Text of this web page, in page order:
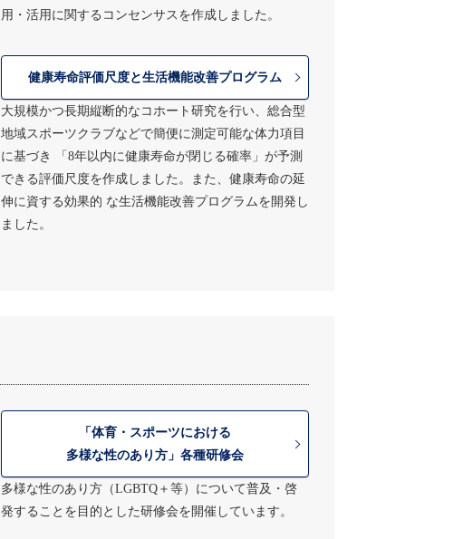
用・活用に関するコンセンサスを作成しました。
健康寿命評価尺度と生活機能改善プログラム
大規模かつ長期縦断的なコホート研究を行い、総合型
地域スポーツクラブなどで簡便に測定可能な体力項目
に基づき 「8年以内に健康寿命が閉じる確率」が予測
できる評価尺度を作成しました。また、健康寿命の延
伸に資する効果的 な生活機能改善プログラムを開発し
ました。
「体育・スポーツにおける
多様な性のあり方」各種研修会
多様な性のあり方（LGBTQ＋等）について普及・啓
発することを目的とした研修会を開催しています。